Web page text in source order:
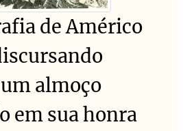
de Américo
almoço
em sua honra